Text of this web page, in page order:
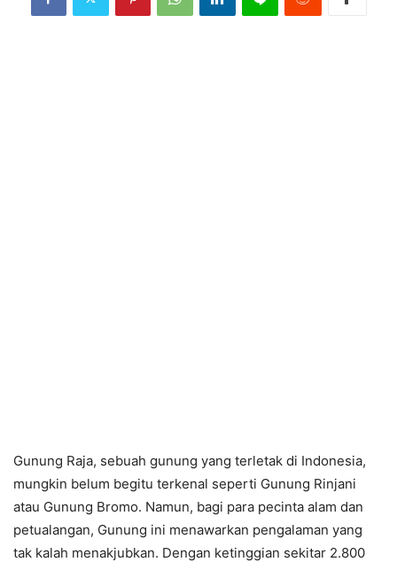
Gunung Raja, sebuah gunung yang terletak di Indonesia,
mungkin belum begitu terkenal seperti Gunung Rinjani
atau Gunung Bromo. Namun, bagi para pecinta alam dan
petualangan, Gunung ini menawarkan pengalaman yang
tak kalah menakjubkan. Dengan ketinggian sekitar 2.800